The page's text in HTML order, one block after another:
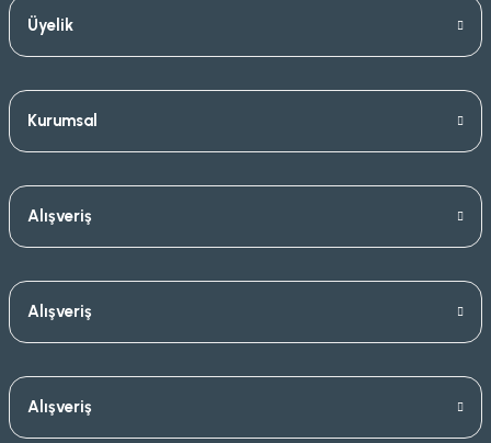
Üyelik
Kurumsal
Alışveriş
Alışveriş
Alışveriş